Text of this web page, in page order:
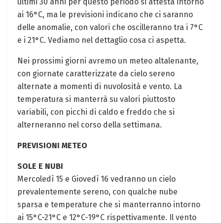
ai‍ 16°C, ma le previsioni indicano⁣ che ci ⁢saranno‌
delle anomalie, con⁣ valori che⁤ oscilleranno ⁤tra ⁢i ⁣7°C
e i 21°C. Vediamo nel dettaglio⁤ cosa ci aspetta.
Nei prossimi⁣ giorni avremo‍ un meteo altalenante,
con giornate caratterizzate ‍da cielo sereno
alternate a momenti di nuvolosità e vento. La
temperatura si ‍manterrà su‍ valori​ piuttosto
variabili, ⁣con picchi di caldo e freddo che si
alterneranno nel corso della settimana.
PREVISIONI​ METEO
SOLE E NUBI
Mercoledì 15 e Giovedì 16 vedranno​ un⁣ cielo
‍prevalentemente sereno, con qualche nube
sparsa e temperature che si manterranno intorno
ai 15°C-21°C e 12°C-19°C rispettivamente. Il ‌vento